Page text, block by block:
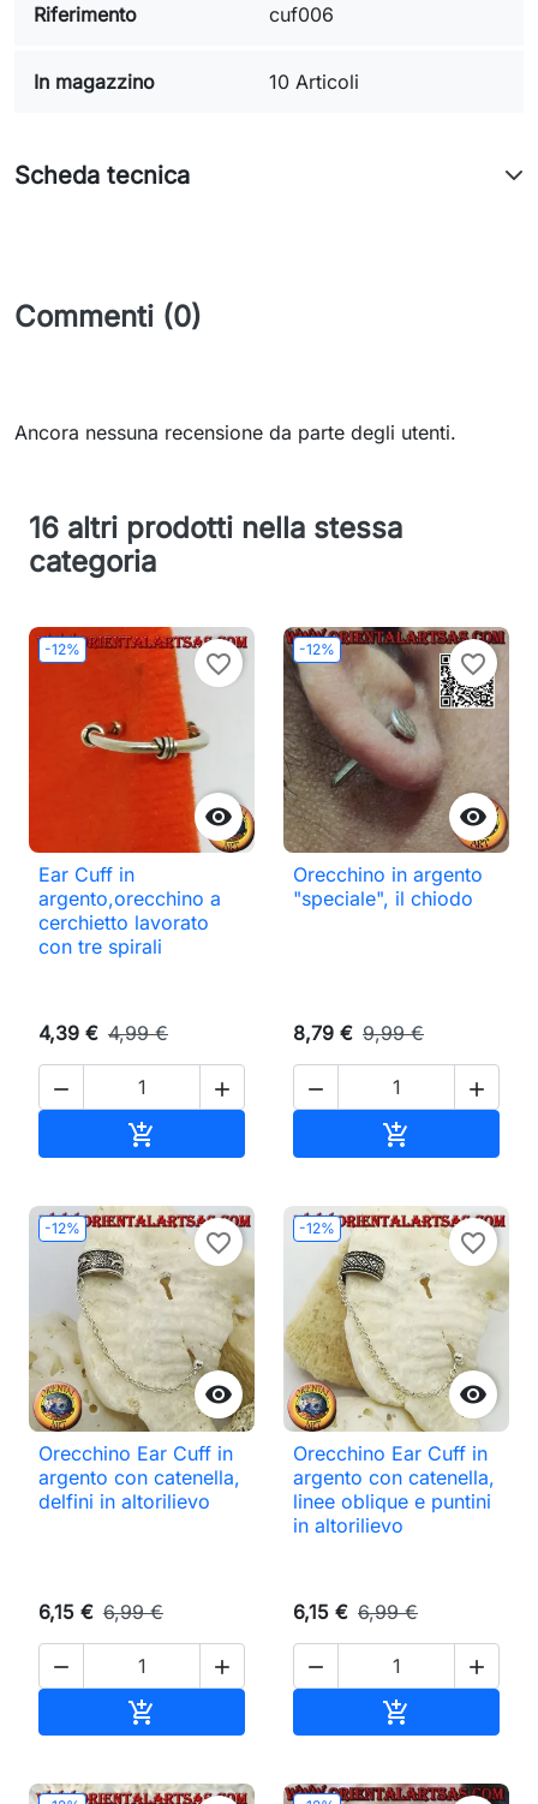
Riferimento cuf006
In magazzino 10 Articoli
Scheda tecnica
Commenti (0)
Ancora nessuna recensione da parte degli utenti.
16 altri prodotti nella stessa
categoria
-12%

favorite_border
Ear Cuff in
argento,orecchino a
cerchietto lavorato
con tre spirali
4,39 € 4,99 €
 

-12%

favorite_border
Orecchino in argento
"speciale", il chiodo
8,79 € 9,99 €
 

-12%

favorite_border
Orecchino Ear Cuff in
argento con catenella,
delfini in altorilievo
6,15 € 6,99 €
 

-12%

favorite_border
Orecchino Ear Cuff in
argento con catenella,
linee oblique e puntini
in altorilievo
6,15 € 6,99 €
 
